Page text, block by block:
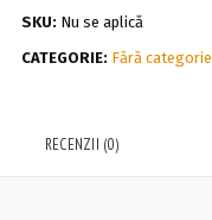
SKU: Nu se aplică
CATEGORIE: Fără categorie
RECENZII (0)